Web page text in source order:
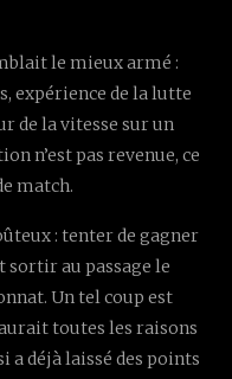
le mieux armé :
expérience de la lutte
de la vitesse sur un
n’est pas revenue, ce
match.
: tenter de gagner
sortir au passage le
Un tel coup est
toutes les raisons
déjà laissé des points